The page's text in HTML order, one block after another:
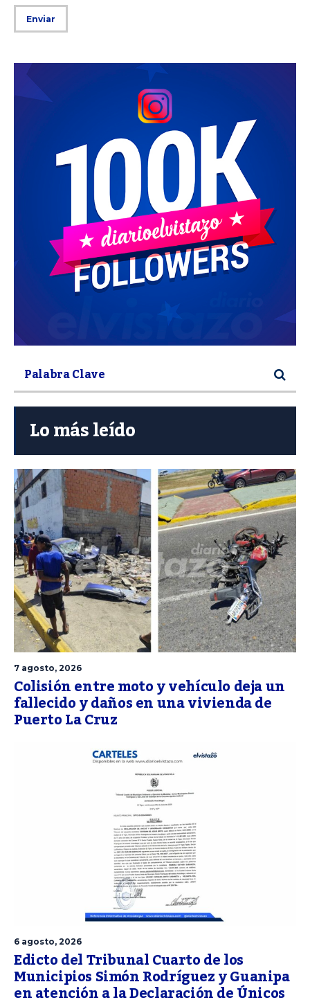
Lo más leído
7 agosto, 2026
Colisión entre moto y vehículo deja un
fallecido y daños en una vivienda de
Puerto La Cruz
6 agosto, 2026
Edicto del Tribunal Cuarto de los
Municipios Simón Rodríguez y Guanipa
en atención a la Declaración de Únicos